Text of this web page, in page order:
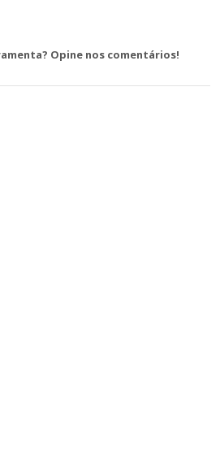
Opine nos comentários!